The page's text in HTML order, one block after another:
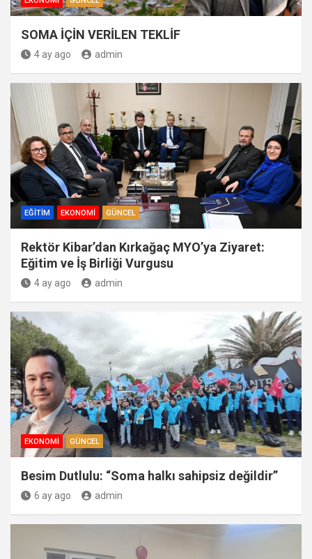
SOMA İÇİN VERİLEN TEKLİF
4 ay ago admin
EĞITIM EKONOMI GÜNCEL
Rektör Kibar’dan Kırkağaç MYO’ya Ziyaret:
Eğitim ve İş Birliği Vurgusu
4 ay ago admin
EKONOMI GÜNCEL
Besim Dutlulu: “Soma halkı sahipsiz değildir”
6 ay ago admin